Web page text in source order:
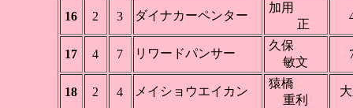
16 2 3 ダイナカーペンター
加用
正
17 4 7 リワードパンサー
久保
敏文
18 2 4 メイショウエイカン
猿橋
重利